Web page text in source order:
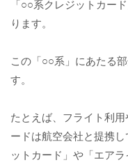
「○○系クレジットカー
ります。
この「○○系」にあたる
す。
たとえば、フライト利
ードは航空会社と提携
ットカード」や「エア